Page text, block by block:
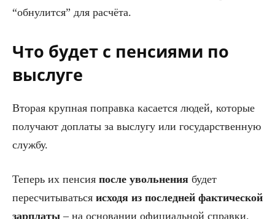
“обнулится” для расчёта.
Что будет с пенсиями по
выслуге
Вторая крупная поправка касается людей, которые
получают доплаты за выслугу или государственную
службу.
Теперь их пенсия после увольнения будет
пересчитываться исходя из последней фактической
зарплаты – на основании официальной справки.